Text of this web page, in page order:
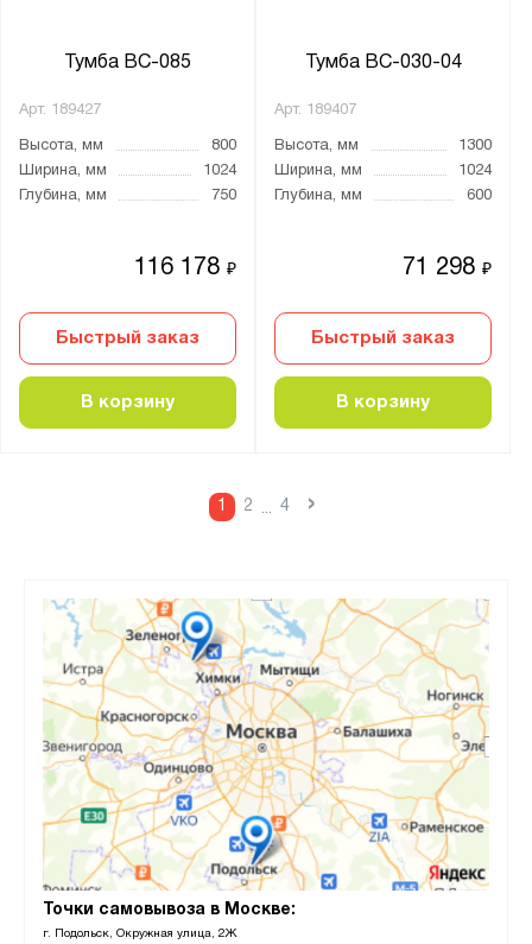
Точки самовывоза в Москве:
г. Подольск, Окружная улица, 2Ж
Тумба ВС-085
Арт. 189427
Высота, мм
800
Ширина, мм
1024
Глубина, мм
750
116 178₽
Быстрый заказ
В корзину
Тумба ВС-030-04
Арт. 189407
Высота, мм
1300
Ширина, мм
1024
Глубина, мм
600
71 298₽
Быстрый заказ
В корзину
1 2 ... 4 ›